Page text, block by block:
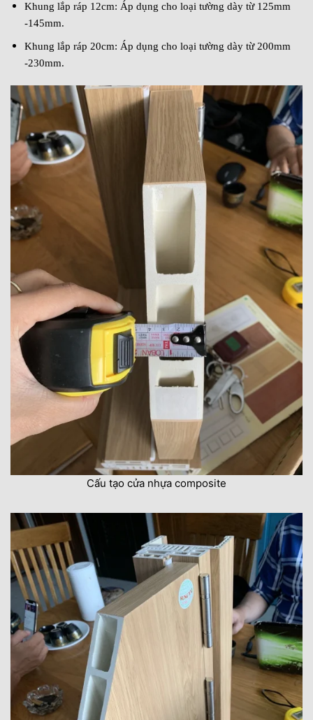
Khung lắp ráp 12cm: Áp dụng cho loại tường dày từ 125mm
-145mm.
Khung lắp ráp 20cm: Áp dụng cho loại tường dày từ 200mm
-230mm.
Cấu tạo cửa nhựa composite